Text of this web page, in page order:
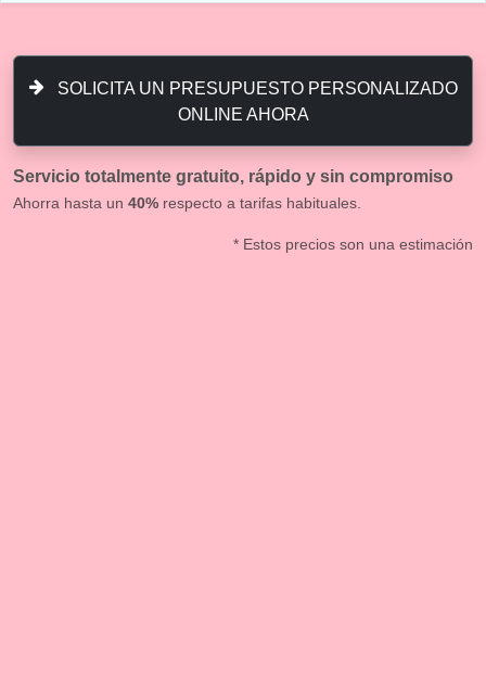
SOLICITA UN PRESUPUESTO PERSONALIZADO
ONLINE AHORA
Servicio totalmente gratuito, rápido y sin compromiso
Ahorra hasta un 40% respecto a tarifas habituales.
* Estos precios son una estimación